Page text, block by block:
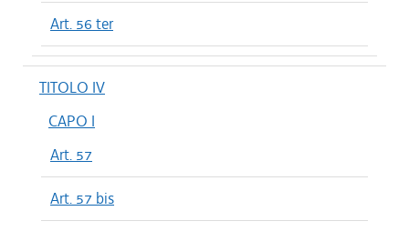
Art. 56 ter
TITOLO IV
CAPO I
Art. 57
Art. 57 bis